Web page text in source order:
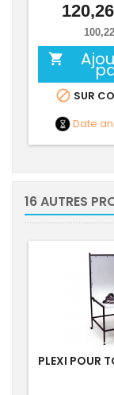

 SUR
Date
16 AUTRES
PLEXI POUR